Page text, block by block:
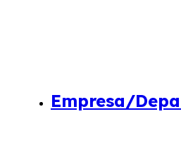
Empresa/